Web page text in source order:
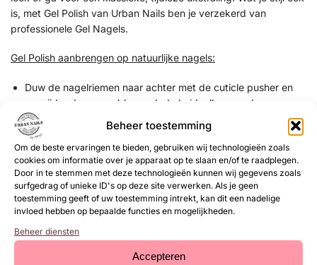
Beheer toestemming
Om de beste ervaringen te bieden, gebruiken wij technologieën zoals
cookies om informatie over je apparaat op te slaan en/of te raadplegen.
Door in te stemmen met deze technologieën kunnen wij gegevens zoals
surfgedrag of unieke ID's op deze site verwerken. Als je geen
toestemming geeft of uw toestemming intrekt, kan dit een nadelige
invloed hebben op bepaalde functies en mogelijkheden.
Beheer diensten
Accepteren
is, met Gel Polish van Urban Nails ben je verzekerd van
professionele Gel Nagels.
Gel Polish aanbrengen op natuurlijke nagels:
Duw de nagelriemen naar achter met de cuticle pusher en
verwijder de overgebleven dode huidcellen van de
nagelplaat met de cuticle clean flame bit.
Verwijder de glans van de natuurlijke nagels met een buffer
of zachte 180 grit vijl.
Dehydrateer de natuurlijke nagels met Magic Prep.
Breng de Ultrabond (primer) aan.
Breng een dunne laag base coat aan en hard deze uit (30
sec UV/LED lamp) bijvoorbeeld Rubber Base, Structure Gel,
Superbond Base of de Base & Top.
Optioneel kun je een kleine bolling bouwen met Rubber Base
of Structure Gel en deze uitharden (1 minuut UV/LED lamp).